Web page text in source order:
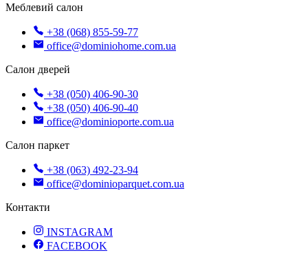
Меблевий салон
+38 (068) 855-59-77
office@dominiohome.com.ua
Салон дверей
+38 (050) 406-90-30
+38 (050) 406-90-40
office@dominioporte.com.ua
Салон паркет
+38 (063) 492-23-94
office@dominioparquet.com.ua
Контакти
INSTAGRAM
FACEBOOK